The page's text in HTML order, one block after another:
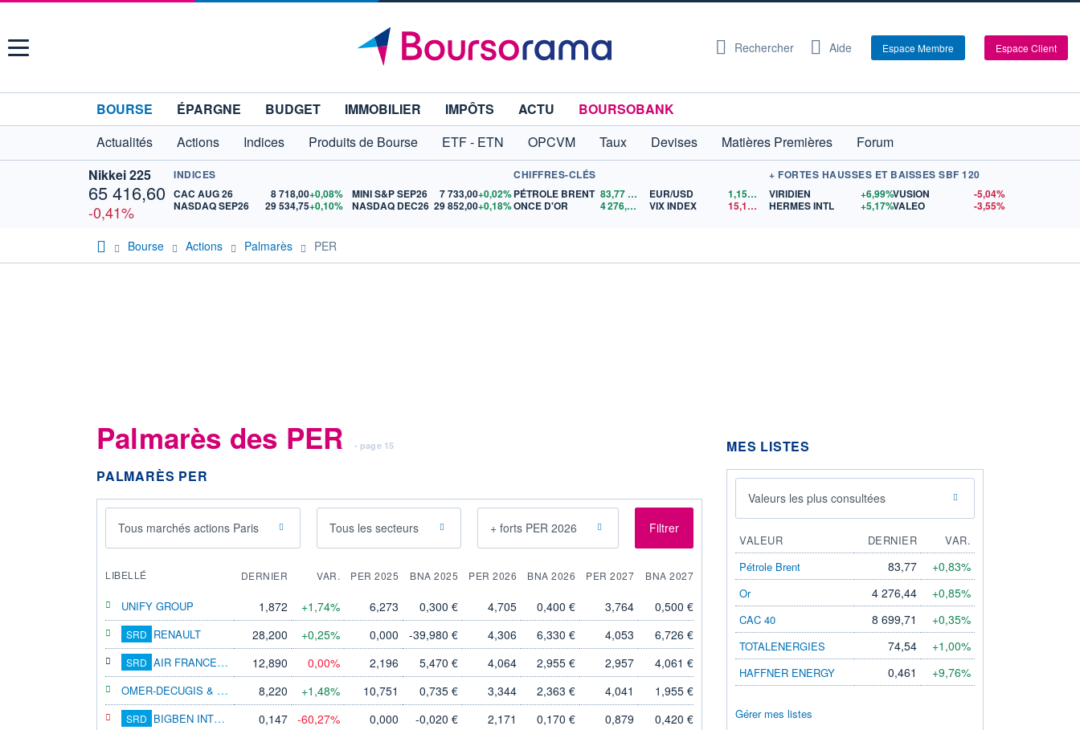
Menu Rechercher Aide Espace Membre Espace Client
BOURSE ÉPARGNE BUDGET IMMOBILIER IMPÔTS ACTU
BOURSOBANK
Actualités
Actions Indices Produits de Bourse ETF - ETN OPCVM Taux Devises Matières Premières
Forum
Nikkei 225
65 416,60
-0,41%
INDICES
CAC AUG 26
8 718,00+0,08%
NASDAQ SEP26
29 534,75+0,10%
MINI S&P SEP26 7 733,00+0,02%
NASDAQ DEC26 29 852,00+0,18%
CHIFFRES-CLÉS
PÉTROLE BRENT 83,77
ONCE D'OR
4 276,44 $US
EUR/USD 1,1524
$US
VIX INDEX
15,15$US
+ FORTES HAUSSES ET BAISSES SBF 120
VIRIDIEN
+6,99%
HERMES INTL
+5,17%
VUSION
-5,04%
VALEO
-3,55%
Bourse Actions Palmarès PER
Palmarès des PER - page 15
PALMARÈS PER
Tous marchés actions Paris Tous les secteurs + forts PER 2026 Filtrer
LIBELLÉ DERNIER VAR. PER 2025 BNA 2025 PER 2026 BNA 2026 PER 2027 BNA 2027
UNIFY GROUP 1,872 +1,74% 6,273 0,300 € 4,705 0,400 € 3,764 0,500 €
SRD RENAULT 28,200 +0,25% 0,000 -39,980 € 4,306 6,330 € 4,053 6,726 €
SRD AIR FRANCE-KLM 12,890 0,00% 2,196 5,470 € 4,064 2,955 € 2,957
4,061 €
OMER-DECUGIS & CIE
8,220 +1,48% 10,751 0,735 € 3,344 2,363 € 4,041 1,955 €
SRD BIGBEN INTERACTIVE 0,147 -60,27% 0,000 -0,020 € 2,171 0,170 € 0,879 0,420 €
MES LISTES
Valeurs les plus consultées
VALEUR DERNIER
VAR.
Pétrole Brent
83,77 +0,83%
Or 4 276,44 +0,85%
CAC 40 8 699,71 +0,35%
TOTALENERGIES 74,54 +1,00%
HAFFNER ENERGY 0,461 +9,76%
Gérer mes listes